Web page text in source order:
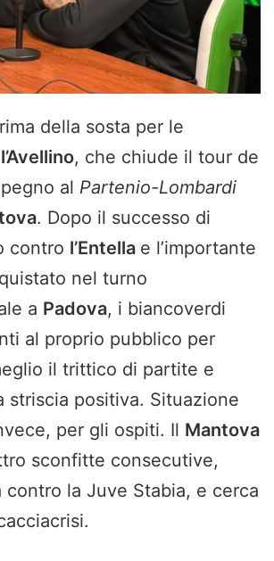
della sosta per le
l’Avellino, che chiude il tour de
al Partenio-Lombardi
. Dopo il successo di
contro l’Entella e l’importante
nel turno
a Padova, i biancoverdi
al proprio pubblico per
il trittico di partite e
striscia positiva. Situazione
per gli ospiti. Il Mantova
sconfitte consecutive,
contro la Juve Stabia, e cerca